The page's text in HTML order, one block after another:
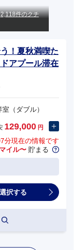
2,118件のクチ
！夏秋満喫た
アプール滞在
室（ダブル）
129,000 円
分現在の情報です
イル〜 貯まる